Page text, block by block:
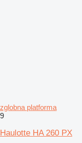
zglobna platforma
9
Haulotte HA 260 PX